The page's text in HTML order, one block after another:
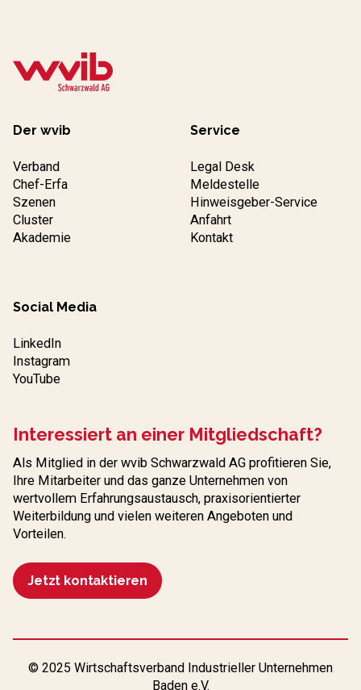
Der wvib
Verband
Chef-Erfa
Szenen
Cluster
Akademie
Service
Legal Desk
Meldestelle
Hinweisgeber-Service
Anfahrt
Kontakt
Social Media
LinkedIn
Instagram
YouTube
Interessiert an einer Mitgliedschaft?
Als Mitglied in der wvib Schwarzwald AG profitieren Sie,
Ihre Mitarbeiter und das ganze Unternehmen von
wertvollem Erfahrungs­austausch, praxisorientierter
Weiterbildung und vielen weiteren Angeboten und
Vorteilen.
Jetzt kontaktieren
© 2025 Wirtschaftsverband Industrieller Unternehmen
Baden e.V.